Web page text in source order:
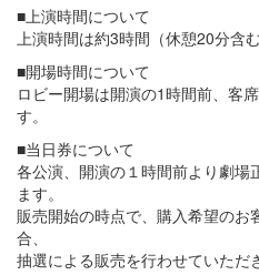
■上演時間について
上演時間は約3時間（休憩20分含
■開場時間について
ロビー開場は開演の1時間前、客
す。
■当日券について
各公演、開演の１時間前より劇場
ます。
販売開始の時点で、購入希望のお
合、
抽選による販売を行わせていただ